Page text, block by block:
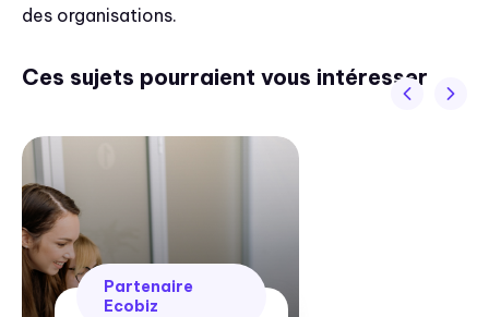
des organisations.
Ces sujets pourraient vous intéresser
Partenaire
Ecobiz